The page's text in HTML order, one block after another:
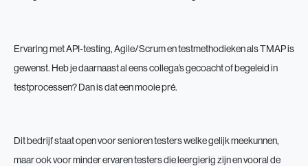
Ervaring met API-testing, Agile/Scrum en testmethodieken als TMAP is
gewenst. Heb je daarnaast al eens collega’s gecoacht of begeleid in
testprocessen? Dan is dat een mooie pré.
Dit bedrijf staat open voor senioren testers welke gelijk meekunnen,
maar ook voor minder ervaren testers die leergierig zijn en vooral de